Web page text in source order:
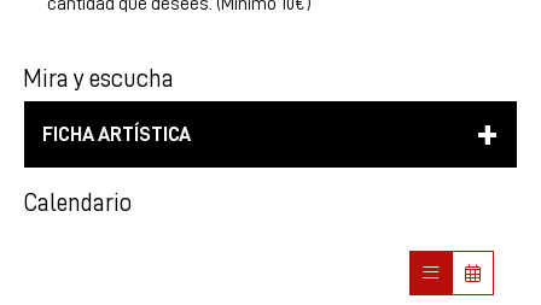
Mira y escucha
FICHA ARTÍSTICA
Calendario